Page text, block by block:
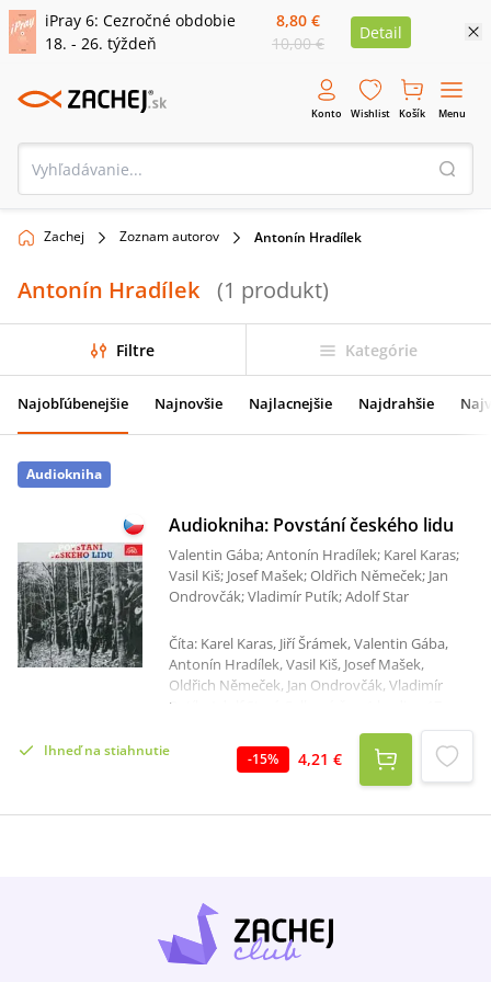
iPray 6: Cezročné obdobie
18. - 26. týždeň
8,80 €
10,00 €
Detail
Konto Wishlist Košík Menu
Zachej Zoznam autorov Antonín Hradílek
Antonín Hradílek (1 produkt)
Filtre Kategórie
Najobľúbenejšie Najnovšie Najlacnejšie Najdrahšie
Audiokniha
Audiokniha: Povstání českého lidu
Valentin Gába; Antonín Hradílek; Karel Karas;
Vasil Kiš; Josef Mašek; Oldřich Němeček; Jan
Ondrovčák; Vladimír Putík; Adolf Star
Číta: Karel Karas, Jiří Šrámek, Valentin Gába,
Antonín Hradílek, Vasil Kiš, Josef Mašek,
Oldřich Němeček, Jan Ondrovčák, Vladimír
Putík, Adolf Starý Celkový čas: 1 hodina 17
minút Z komentáře k původnímu LP albu 1218
3724 vyrobenému ve spolupráci s Českým
svazem protifašistických bojovníků a
vydanému Supraphonem v roce 1985:Touto
deskou navazujeme na alba dosud vydaných
československého armádního sboru v SSSR.
Deskou, která přináší autentické výpovědi
několika bojovníků domácí fronty, chceme
Ihneď na stiahnutie -15% 4,21 €